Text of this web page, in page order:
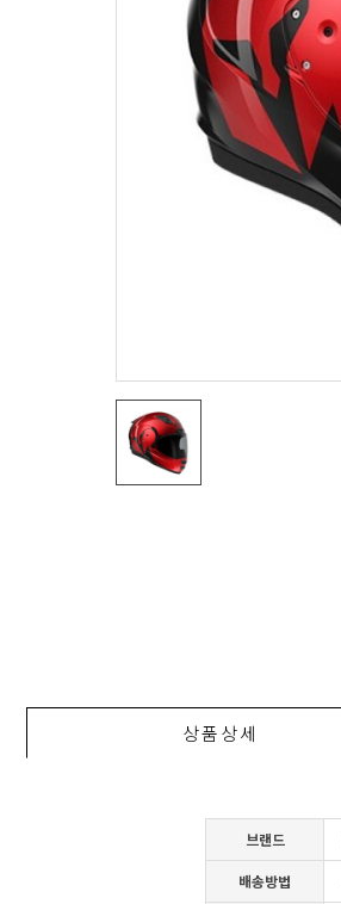
상품상세
브랜드
배송방법